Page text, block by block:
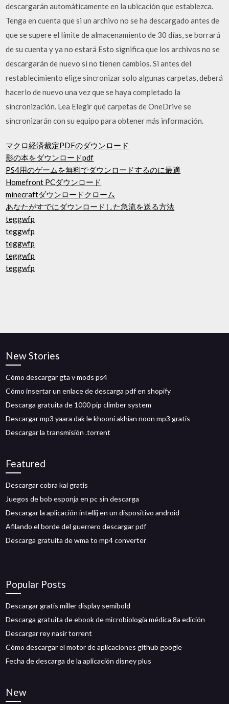
descargarán automáticamente en la ubicación que establezca.
Tenga en cuenta que si un archivo no se ha descargado antes de
que se supere el límite de almacenamiento de 30 días, se borrará
de su cuenta y ya no estará Esto significa que los archivos no se
descargarán de nuevo si no tienen cambios. Si antes del
restablecimiento elige sincronizar solo algunas carpetas, deberá
hacerlo de nuevo una vez que se haya completado la
sincronización. Lea Elegir qué carpetas de OneDrive se
sincronizarán con su equipo para obtener más información.
マクロ経済裁定PDFのダウンロード
影の本をダウンロードpdf
PS4用のゲームを無料でダウンロードするのに最適
Homefront PCダウンロード
minecraftダウンロードクローム
あなたがすでにダウンロードした急流を送る方法
teggwfp
teggwfp
teggwfp
teggwfp
teggwfp
New Stories
Cómo descargar gta v mods ps4
Cómo insertar un enlace de descarga pdf en shopify
Descarga gratuita de 1000 pip climber system
Descargar mp3 yaara dak le khooni akhian noon mp3 gratis
Descargar la transmisión .torrent
Featured
Descargar cobra kai gratis
Juegos de bob esponja en pc sin descarga
Descargar la aplicación intellij en un dispositivo android
Afilando el borde del guerrero descargar pdf
Descarga gratuita de wma to mp4 converter
Popular Posts
Descargar gratis miller display semibold
Descarga gratuita de ebook de microbiología médica 8a edición
Descargar rey nasir torrent
Cómo descargar el motor de aplicaciones github google
Fecha de descarga de la aplicación disney plus
New